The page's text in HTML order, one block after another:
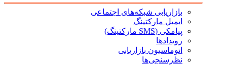
بازاریابی شبکه‌های اجتماعی
ایمیل مارکتینگ
پیامکی (SMS مارکتینگ)
رویدادها
اتوماسیون بازاریابی
نظرسنجی‌ها